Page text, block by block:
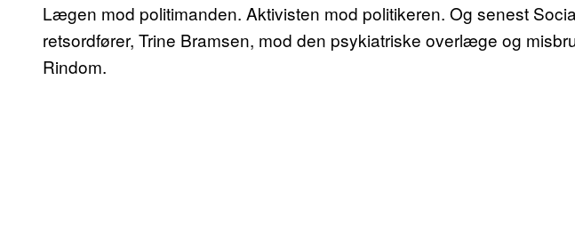
Lægen mod politimanden. Aktivisten mod politikeren. Og senest
retsordfører, Trine Bramsen, mod den psykiatriske overlæge og
Rindom.